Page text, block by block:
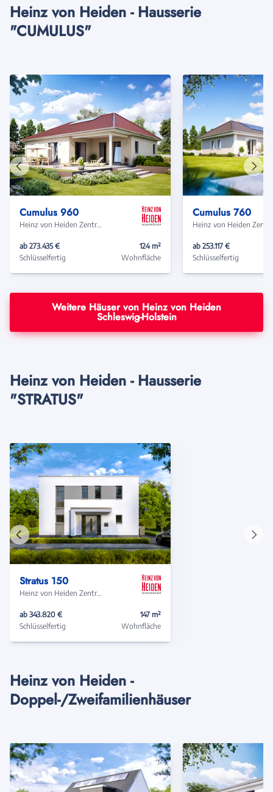
Heinz von Heiden - Hausserie
"CUMULUS"
Cumulus 960
Heinz von Heiden Zentrale
ab 273.435 €
Schlüsselfertig
124 m²
Wohnfläche
Cumulus 760
ab 253.117 €
Schlüsselfertig
Vorheriges
Haus
Haus
Weitere Häuser von Heinz von Heiden
Schleswig-Holstein
Heinz von Heiden - Hausserie
"STRATUS"
Stratus 150
Heinz von Heiden Zentrale
ab 343.820 €
Schlüsselfertig
147 m²
Wohnfläche
Vorheriges
Haus
Heinz von Heiden -
Doppel-/Zweifamilienhäuser